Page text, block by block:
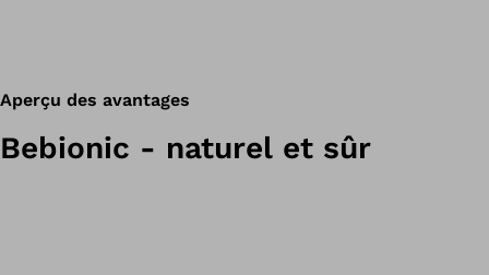
Aperçu des avantages
Bebionic - naturel et sûr